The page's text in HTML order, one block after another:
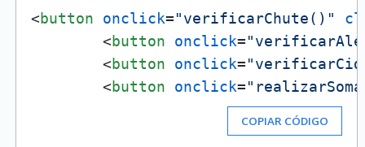
<button onclick="verificarChute()"
<button onclick=
<button onclick=
<button onclick=
COPIAR CÓDIGO